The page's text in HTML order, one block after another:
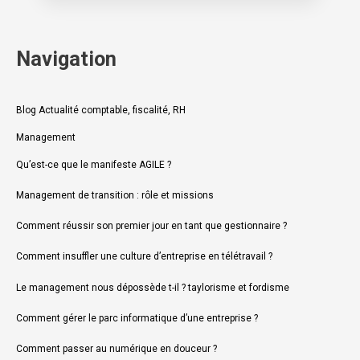
Navigation
Blog Actualité comptable, fiscalité, RH
Management
Qu’est-ce que le manifeste AGILE ?
Management de transition : rôle et missions
Comment réussir son premier jour en tant que gestionnaire ?
Comment insuffler une culture d’entreprise en télétravail ?
Le management nous dépossède t-il ? taylorisme et fordisme
Comment gérer le parc informatique d’une entreprise ?
Comment passer au numérique en douceur ?